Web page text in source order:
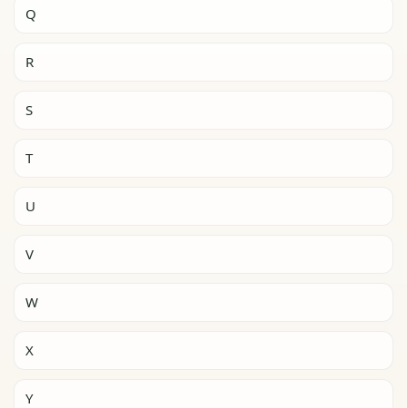
Q
R
S
T
U
V
W
X
Y